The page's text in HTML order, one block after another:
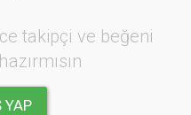
takipçi ve beğeni
YAP